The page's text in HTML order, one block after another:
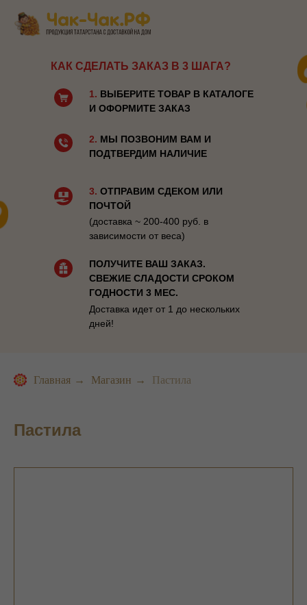
1. ВЫБЕРИТЕ ТОВАР В КАТАЛОГЕ
И ОФОРМИТЕ ЗАКАЗ
2. МЫ ПОЗВОНИМ ВАМ И
ПОДТВЕРДИМ НАЛИЧИЕ
3. ОТПРАВИМ СДЕКОМ ИЛИ
ПОЧТОЙ
(доставка ~ 200-400 руб. в
зависимости от веса)
КАК СДЕЛАТЬ ЗАКАЗ В 3 ШАГА?
ПОЛУЧИТЕ ВАШ ЗАКАЗ.
СВЕЖИЕ СЛАДОСТИ СРОКОМ
ГОДНОСТИ 3 МЕС.
Доставка идет от 1 до нескольких
дней!
Главная → Магазин → Пастила
Пастила